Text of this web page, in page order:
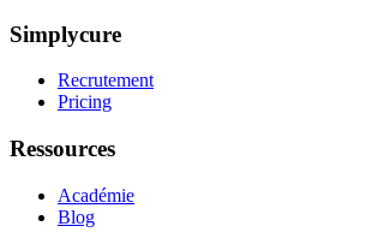
Simplycure
Recrutement
Pricing
Ressources
Académie
Blog